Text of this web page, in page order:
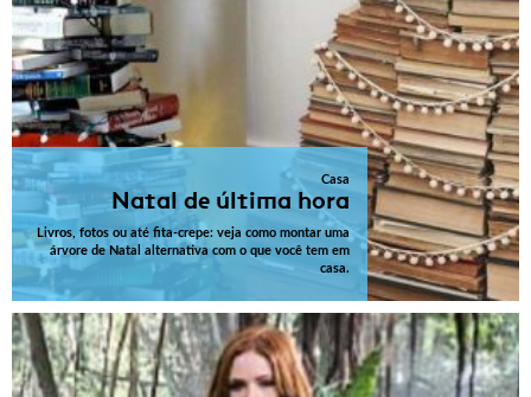
Casa
Natal de última hora
Livros, fotos ou até fita-crepe: veja como montar uma
árvore de Natal alternativa com o que você tem em
casa.